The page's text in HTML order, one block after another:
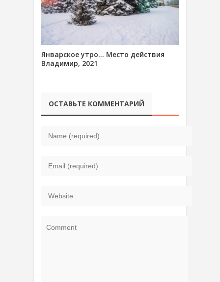
Январское утро… Место действия
Владимир, 2021
ОСТАВЬТЕ КОММЕНТАРИЙ